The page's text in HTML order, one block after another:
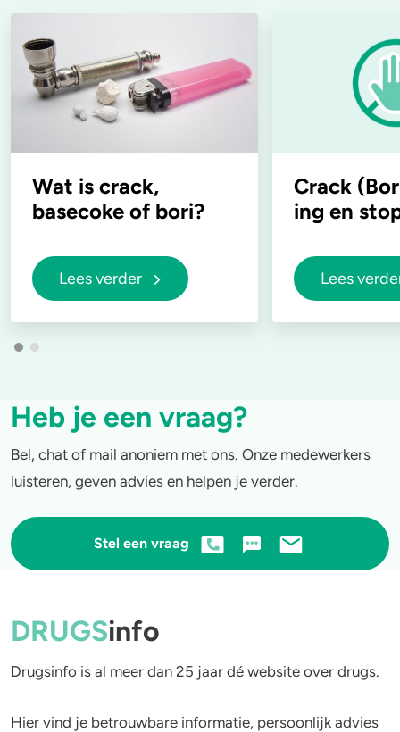
Wat is crack,
basecoke of bori?
Lees verder
Crack
ing en
Lees
Heb je een vraag?
Bel, chat of mail anoniem met ons. Onze medewerkers
luisteren, geven advies en helpen je verder.
Stel een vraag
DRUGSinfo
Drugsinfo is al meer dan 25 jaar dé website over drugs.
Hier vind je betrouwbare informatie, persoonlijk advies